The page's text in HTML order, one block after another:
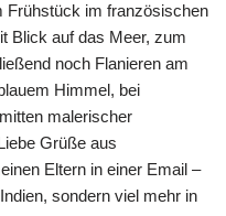
Frühstück im französischen
Blick auf das Meer, zum
noch Flanieren am
Himmel, bei
malerischer
Grüße aus
Eltern in einer Email –
sondern viel mehr in